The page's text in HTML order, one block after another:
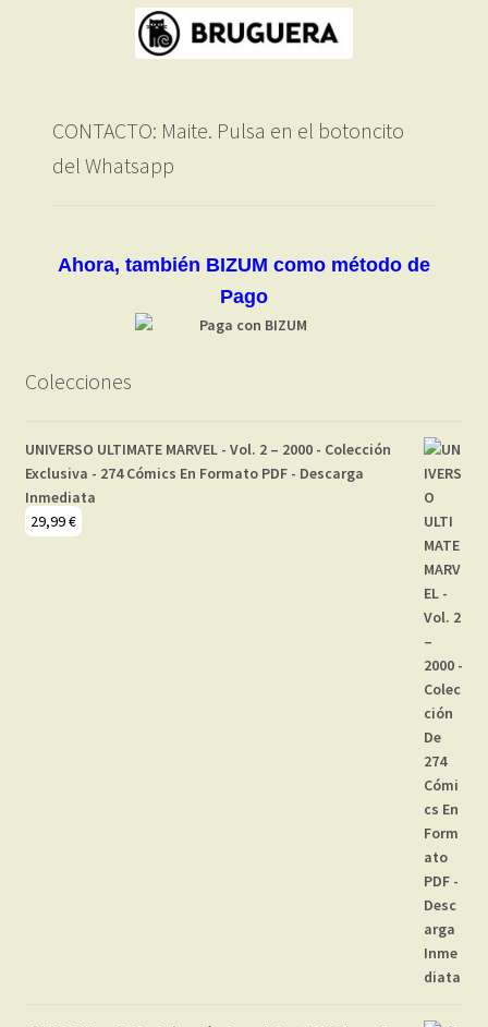
CONTACTO: Maite. Pulsa en el botoncito
del Whatsapp
Ahora, también BIZUM como método de
Pago
Colecciones
UNIVERSO ULTIMATE MARVEL - Vol. 2 – 2000 - Colección
Exclusiva - 274 Cómics En Formato PDF - Descarga
Inmediata
29,99€